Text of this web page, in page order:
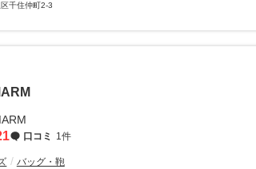
千住仲町2-3
口コミ 1件
バッグ・鞄